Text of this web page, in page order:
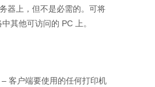
器上，但不是必需的。可将
其他可访问的 PC 上。
客户端要使用的任何打印机